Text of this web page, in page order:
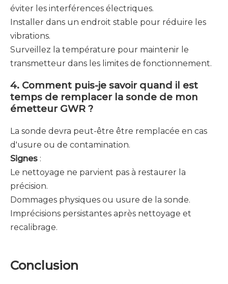
éviter les interférences électriques.
Installer dans un endroit stable pour réduire les
vibrations.
Surveillez la température pour maintenir le
transmetteur dans les limites de fonctionnement.
4. Comment puis-je savoir quand il est
temps de remplacer la sonde de mon
émetteur GWR ?
La sonde devra peut-être être remplacée en cas
d'usure ou de contamination.
Signes :
Le nettoyage ne parvient pas à restaurer la
précision.
Dommages physiques ou usure de la sonde.
Imprécisions persistantes après nettoyage et
recalibrage.
Conclusion